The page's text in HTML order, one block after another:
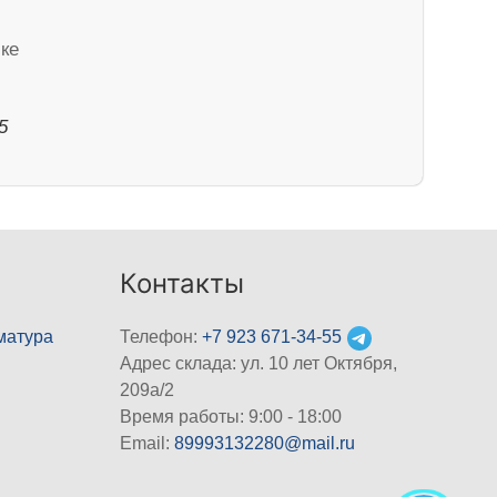
Контакты
Телефон:+7 923 671-34-55
Адрес склада: ул. 10 лет Октября,
209а/2
Время работы: 9:00 - 18:00
Email:89993132280@mail.ru